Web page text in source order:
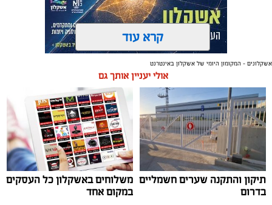
תגים:אשקלון, מרינה
החברה הכלכלית הציגה לנציגי בעלי כלי השייט במרינה
תוכנית השקעה מקיפה הכוללת שדרוג התשתיות, חיזוק
מערך האבטחה, הקמת תחנת דלק חדשה ושיפור השירותים.
מנכ"ל החכ"ל: "כל שקל שנגבה מבעלי הסירות חוזר בחזרה
אליהם באמצעות שיפור המרינה והמשך פיתוחה"
נציגי העוגנים במרינת אשקלון נפגשו השבוע עם מנכ"ל
קרא עוד
אשקלונים - המקומון היומי של אשקלון באינטרנט
אולי יעניין אותך גם
תיקון והתקנה שערים חשמליים
בדרום
משלוחים באשקלון כל העסקים
במקום אחד